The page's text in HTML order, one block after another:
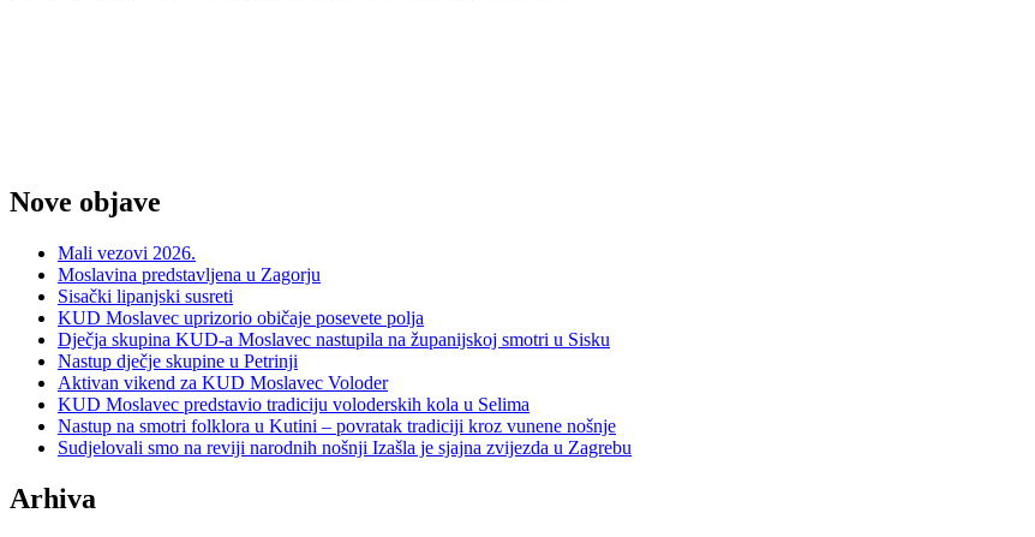
Nove objave
Mali vezovi 2026.
Moslavina predstavljena u Zagorju
Sisački lipanjski susreti
KUD Moslavec uprizorio običaje posevete polja
Dječja skupina KUD-a Moslavec nastupila na županijskoj smotri u Sisku
Nastup dječje skupine u Petrinji
Aktivan vikend za KUD Moslavec Voloder
KUD Moslavec predstavio tradiciju voloderskih kola u Selima
Nastup na smotri folklora u Kutini – povratak tradiciji kroz vunene nošnje
Sudjelovali smo na reviji narodnih nošnji Izašla je sjajna zvijezda u Zagrebu
Arhiva